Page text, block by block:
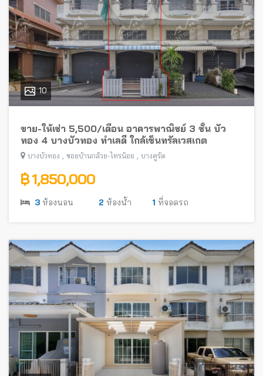
10
ขาย-ให้เช่า 5,500/เดือน อาคารพาณิชย์ 3 ชั้น บัว
ทอง 4 บางบัวทอง ทำเลดี ใกล้เซ็นทรัลเวสเกต
บางบัวทอง , ซอยบ้านกล้วย-ไทรน้อย , บางคูรัด
฿ 1,850,000
3 ห้องนอน 2 ห้องน้ำ 1 ที่จอดรถ